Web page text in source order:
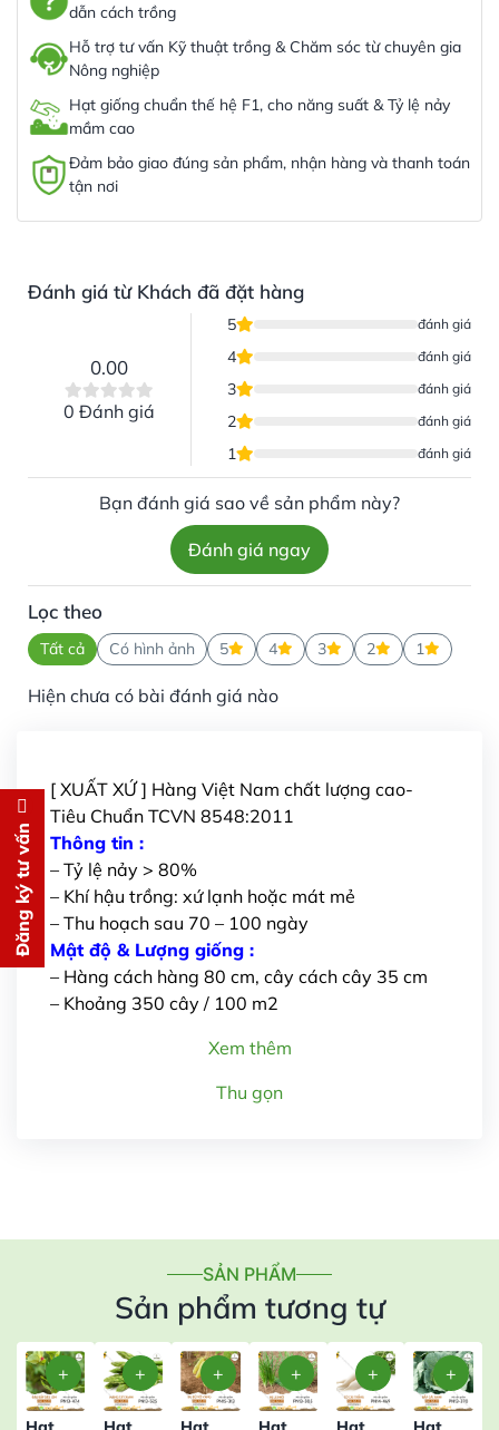
dẫn cách trồng
Hỗ trợ tư vấn Kỹ thuật trồng & Chăm sóc từ chuyên gia
Nông nghiệp
Hạt giống chuẩn thế hệ F1, cho năng suất & Tỷ lệ nảy
mầm cao
Đảm bảo giao đúng sản phẩm, nhận hàng và thanh toán
tận nơi
Đánh giá từ Khách đã đặt hàng
0.00
0 Đánh giá
5 đánh giá
4 đánh giá
3 đánh giá
2 đánh giá
1 đánh giá
Bạn đánh giá sao về sản phẩm này?
Đánh giá ngay
Lọc theo
Tất cả Có hình ảnh 5 4 3 2 1
Hiện chưa có bài đánh giá nào
[ XUẤT XỨ ] Hàng Việt Nam chất lượng cao-
Tiêu Chuẩn TCVN 8548:2011
Thông tin :
– Tỷ lệ nảy > 80%
– Khí hậu trồng: xứ lạnh hoặc mát mẻ
– Thu hoạch sau 70 – 100 ngày
Mật độ & Lượng giống :
– Hàng cách hàng 80 cm, cây cách cây 35 cm
– Khoảng 350 cây / 100 m2
Xem thêm
Thu gọn
SẢN PHẨM
Sản phẩm tương tự
Đăng ký tư vấn Đăng ký tư vấn
Chúng tôi sẽ gọi lại tư vấn
PHÍ
cho bạn ngay lập tức